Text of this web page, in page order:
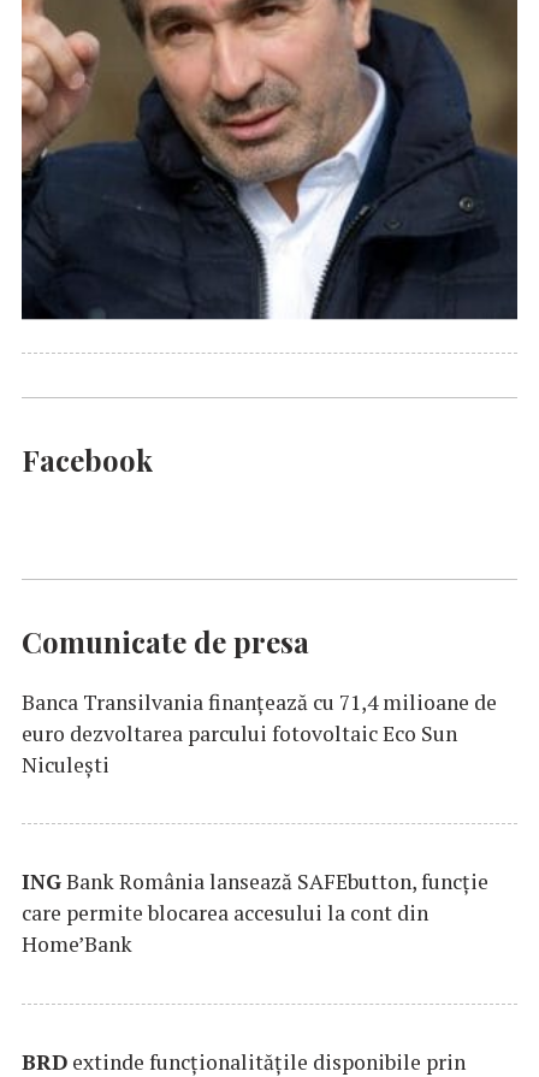
Facebook
Comunicate de presa
Banca Transilvania finanțează cu 71,4 milioane de
euro dezvoltarea parcului fotovoltaic Eco Sun
Niculești
INGBank România lansează SAFEbutton, funcţie
care permite blocarea accesului la cont din
Home’Bank
BRD extinde funcţionalităţile disponibile prin